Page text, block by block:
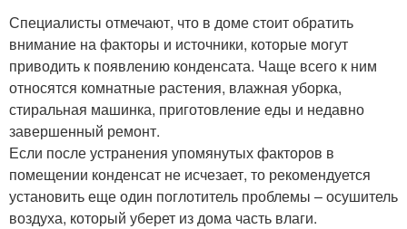
Специалисты отмечают, что в доме стоит обратить
внимание на факторы и источники, которые могут
приводить к появлению конденсата. Чаще всего к ним
относятся комнатные растения, влажная уборка,
стиральная машинка, приготовление еды и недавно
завершенный ремонт.
Если после устранения упомянутых факторов в
помещении конденсат не исчезает, то рекомендуется
установить еще один поглотитель проблемы – осушитель
воздуха, который уберет из дома часть влаги.